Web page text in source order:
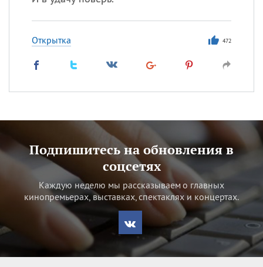
Открытка 472
Подпишитесь на обновления в
соцсетях
Каждую неделю мы рассказываем о главных
кинопремьерах, выставках, спектаклях и концертах.